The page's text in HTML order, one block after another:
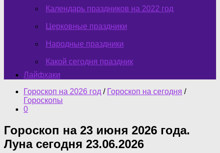
Календарь праздников на 2022 год
Церковные праздники
Народные праздники
Какой сегодня праздник
Лайфхаки
Гороскоп на 2026 год / Гороскоп на сегодня /
Гороскопы
0
Гороскоп на 23 июня 2026 года.
Луна сегодня 23.06.2026